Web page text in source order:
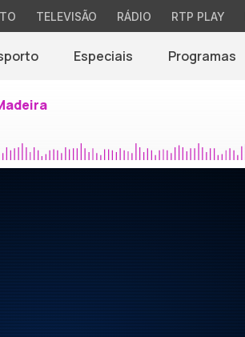
TELEVISÃO RÁDIO RTP PLAY
Especiais Programas